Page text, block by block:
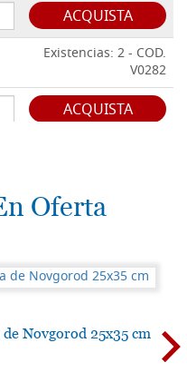
ACQUISTA
Existencias: 2 - COD.
V0282
ACQUISTA
ACQUISTA
Existencias: 6 - COD.
V0394
Oferta
Novgorod 25x35 cm